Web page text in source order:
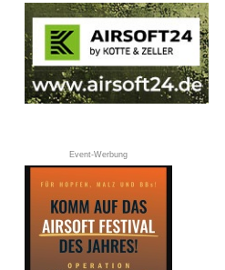
Event-Werbung